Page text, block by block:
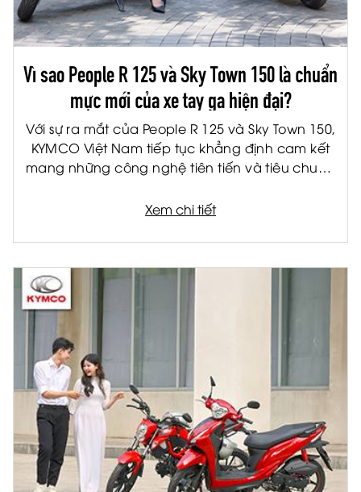
Vì sao People R 125 và Sky Town 150 là chuẩn
mực mới của xe tay ga hiện đại?
Với sự ra mắt của People R 125 và Sky Town 150,
KYMCO Việt Nam tiếp tục khẳng định cam kết
mang những công nghệ tiên tiến và tiêu chuẩn
Được phát triển trên nền tảng sản phẩm châu
ứng nhu cầu di chuyển hàng ngày mà còn mở
ra một chuẩn mực mới về trải nghiệm lái xe hiện
Xem chi tiết